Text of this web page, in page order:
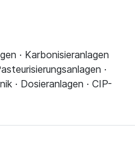
· Karbonisieranlagen
·
· Dosieranlagen · CIP-